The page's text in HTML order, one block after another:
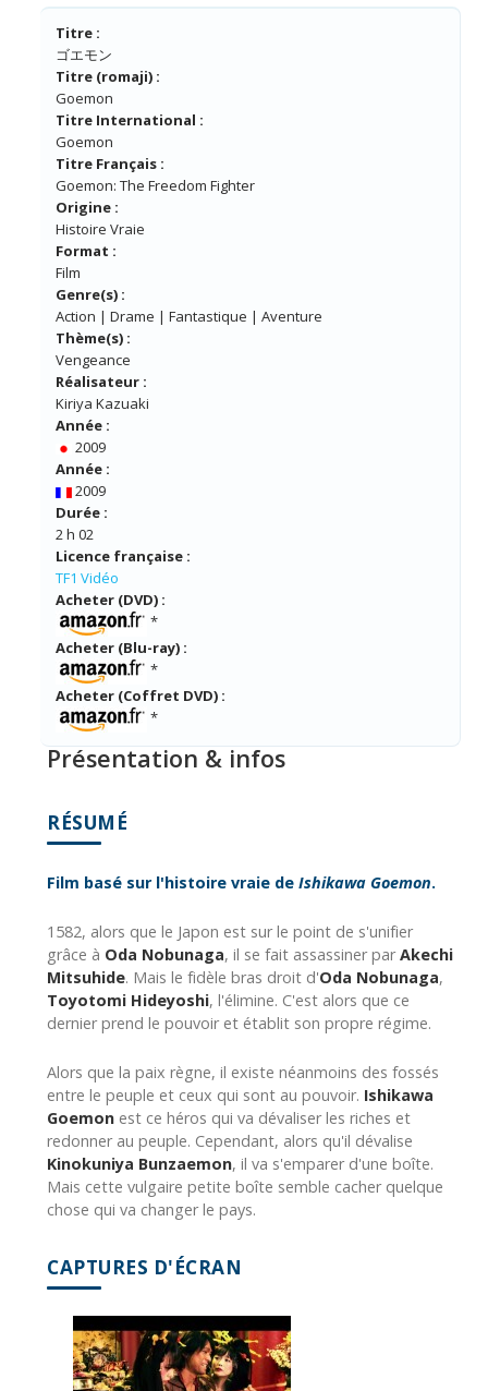
5
Titre :
ゴエモン
Titre (romaji) :
Goemon
Titre International :
Goemon
Titre Français :
Goemon: The Freedom Fighter
Origine :
Histoire Vraie
Format :
Film
Genre(s) :
Action | Drame | Fantastique | Aventure
Thème(s) :
Vengeance
Réalisateur :
Kiriya Kazuaki
Année :
2009
Année :
2009
Durée :
2 h 02
Licence française :
TF1 Vidéo
Acheter (DVD) :
*
Acheter (Blu-ray) :
*
Acheter (Coffret DVD) :
*
Présentation & infos
RÉSUMÉ
Film basé sur l'histoire vraie de Ishikawa Goemon.
1582, alors que le Japon est sur le point de s'unifier
grâce à Oda Nobunaga, il se fait assassiner parAkechi
Mitsuhide. Mais le fidèle bras droit d'Oda Nobunaga,
Toyotomi Hideyoshi, l'élimine. C'est alors que ce
dernier prend le pouvoir et établit son propre régime.
Alors que la paix règne, il existe néanmoins des fossés
entre le peuple et ceux qui sont au pouvoir. Ishikawa
Goemon est ce héros qui va dévaliser les riches et
redonner au peuple. Cependant, alors qu'il dévalise
Kinokuniya Bunzaemon, il va s'emparer d'une boîte.
Mais cette vulgaire petite boîte semble cacher quelque
chose qui va changer le pays.
CAPTURES D'ÉCRAN